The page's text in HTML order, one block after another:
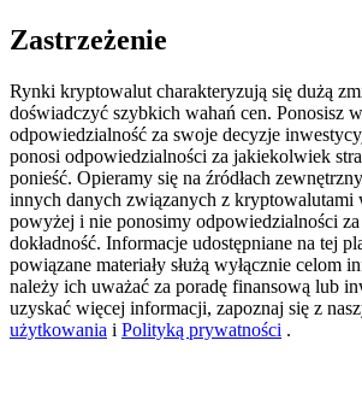
Exclusive for BitMart Users
Register & Trade to Win 500,000
Precious Metals Trading Carnival
Trade Gold & Silver · 33,333 USDT
Zastrzeżenie
Rynki kryptowalut charakteryzują się dużą
doświadczyć szybkich wahań cen. Ponosisz
odpowiedzialność za swoje decyzje
ponosi odpowiedzialności za jakiekolwiek
ponieść. Opieramy się na źródłach
innych danych związanych z kryptowalutami
powyżej i nie ponosimy odpowiedzialności
dokładność. Informacje udostępniane na tej
powiązane materiały służą wyłącznie celom
należy ich uważać za poradę finansową lub
uzyskać więcej informacji, zapoznaj się z
użytkowania i Polityką prywatności .